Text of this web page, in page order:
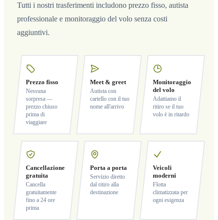
Tutti i nostri trasferimenti includono prezzo fisso, autista
professionale e monitoraggio del volo senza costi
aggiuntivi.
Prezzo fisso
Nessuna
sorpresa —
prezzo chiuso
prima di
viaggiare
Meet & greet
Autista con
cartello con il tuo
nome all'arrivo
Monitoraggio
del volo
Adattiamo il
ritiro se il tuo
volo è in ritardo
Cancellazione
gratuita
Cancella
gratuitamente
fino a 24 ore
prima
Porta a porta
Servizio diretto
dal ritiro alla
destinazione
Veicoli
moderni
Flotta
climatizzata per
ogni esigenza